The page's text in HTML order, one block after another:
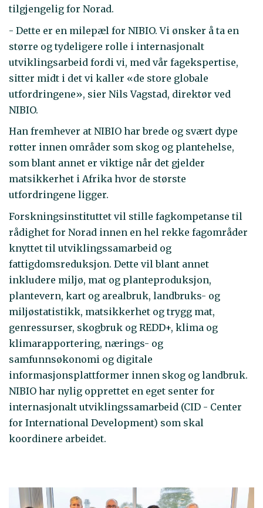
tilgjengelig for Norad.
- Dette er en milepæl for NIBIO. Vi ønsker å ta en
større og tydeligere rolle i internasjonalt
utviklingsarbeid fordi vi, med vår fagekspertise,
sitter midt i det vi kaller «de store globale
utfordringene», sier Nils Vagstad, direktør ved
NIBIO.
Han fremhever at NIBIO har brede og svært dype
røtter innen områder som skog og plantehelse,
som blant annet er viktige når det gjelder
matsikkerhet i Afrika hvor de største
utfordringene ligger.
Forskningsinstituttet vil stille fagkompetanse til
rådighet for Norad innen en hel rekke fagområder
knyttet til utviklingssamarbeid og
fattigdomsreduksjon. Dette vil blant annet
inkludere miljø, mat og planteproduksjon,
plantevern, kart og arealbruk, landbruks- og
miljøstatistikk, matsikkerhet og trygg mat,
genressurser, skogbruk og REDD+, klima og
klimarapportering, nærings- og
samfunnsøkonomi og digitale
informasjonsplattformer innen skog og landbruk.
NIBIO har nylig opprettet en eget senter for
internasjonalt utviklingssamarbeid (CID - Center
for International Development) som skal
koordinere arbeidet.